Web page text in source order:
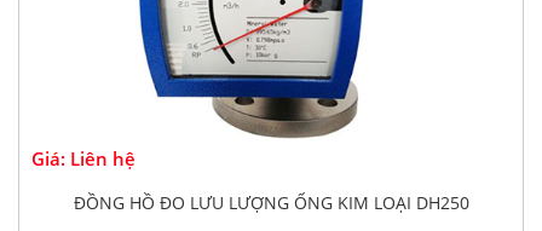
Giá: Liên hệ
ĐỒNG HỒ ĐO LƯU LƯỢNG ỐNG KIM LOẠI DH250